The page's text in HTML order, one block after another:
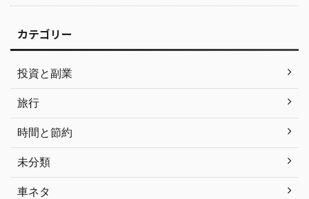
カテゴリー
投資と副業
旅行
時間と節約
未分類
車ネタ